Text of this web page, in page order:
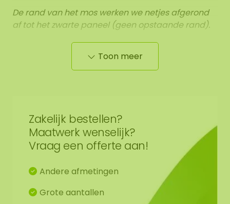
De rand van het mos werken we netjes afgerond
af tot het zwarte paneel (geen opstaande rand).
(set 4). Aangezien het een natuurproduct is, is
ieder mosschilderij uniek. Hierdoor kan de opmaak
van het aangeschafte mosschilderij afwijken van
de geselecteerde foto. Mocht u een andere maat
wensen? Neem contact met ons op via
Toon meer
Zakelijk bestellen?
Maatwerk wenselijk?
Vraag een offerte aan!
Andere afmetingen
Grote aantallen